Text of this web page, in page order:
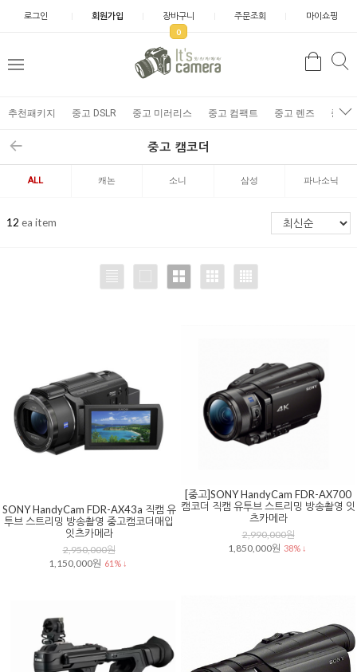
로그인 회원가입 장바구니
0
주문조회 마이쇼핑
추천패키지 중고 DSLR 중고 미러리스 중고 컴팩트 중고 렌즈 중고
중고 캠코더
ALL 캐논 소니 삼성 파나소닉
12 ea item
SONY HandyCam FDR-AX43a 직캠 유
투브 스트리밍 방송촬영 중고캠코더매입
잇츠카메라
2,950,000원
1,150,000원 61% ↓
[중고]SONY HandyCam FDR-AX700
캠코더 직캠 유투브 스트리밍 방송촬영 잇
츠카메라
2,990,000원
1,850,000원 38% ↓